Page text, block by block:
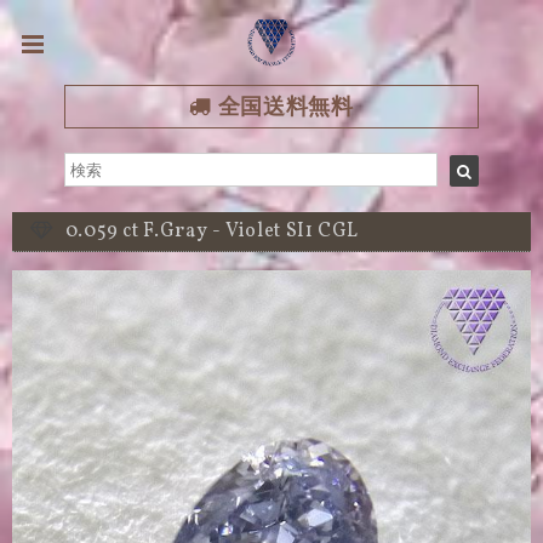
全国送料無料
0.059 ct F.Gray - Violet SI1 CGL